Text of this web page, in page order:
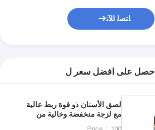
ﺎﺘﺼﻟ ﺍﻶﻧ
احصل على افضل سعر ل
لصق الأسنان ذو قوة ربط عالية
مع لزجة منخفضة وخالية من